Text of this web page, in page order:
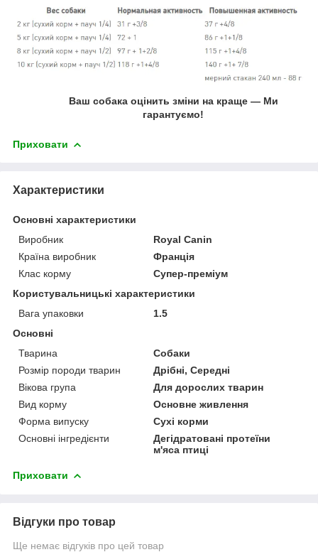
Ваш собака оцінить зміни на краще — Ми
гарантуємо!
Приховати
Характеристики
Основні характеристики
Виробник
Royal Canin
Країна виробник
Франція
Клас корму
Супер-преміум
Користувальницькі характеристики
Вага упаковки
1.5
Основні
Тварина
Собаки
Розмір породи тварин
Дрібні, Середні
Вікова група
Для дорослих тварин
Вид корму
Основне живлення
Форма випуску
Сухі корми
Основні інгредієнти
Дегідратовані протеїни
м'яса птиці
Приховати
Відгуки про товар
Ще немає відгуків про цей товар